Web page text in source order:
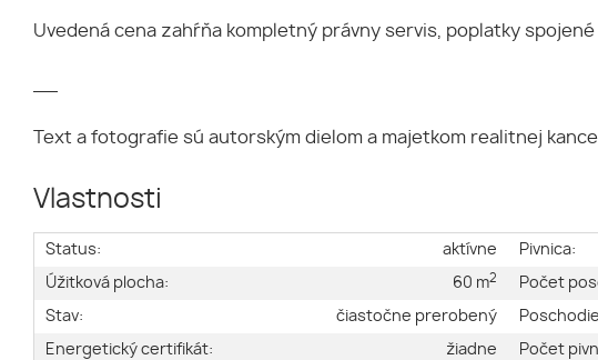
Uvedená cena zahŕňa kompletný právny servis, poplatky
Text a fotografie sú autorským dielom a majetkom realitnej
Vlastnosti
Status:
aktívne
Úžitková plocha:
60 m2
Stav:
čiastočne prerobený
Energetický certifikát:
žiadne
Pivnica:
Počet
Počet